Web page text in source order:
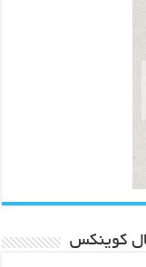
کوینکس